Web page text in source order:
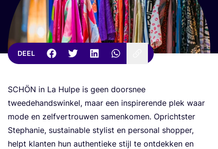
DEEL
SCHÖN in La Hul­pe is geen door­snee
twee­de­hands­win­kel, maar een inspi­re­ren­de plek waar
mode en zelf­ver­trou­wen samen­ko­men. Opricht­ster
Step­ha­nie, sustai­na­ble sty­list en per­so­nal shop­per,
helpt klan­ten hun authen­tie­ke stijl te ont­dek­ken en